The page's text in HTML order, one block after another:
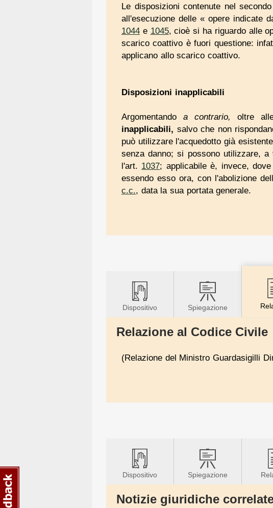
Le disposizioni contenute nel
all'esecuzione delle « opere indicate
1044 e 1045, cioè si ha riguardo alle
scarico coattivo è fuori questione:
applicano allo scarico coattivo.
Disposizioni inapplicabili
Argomentando a contrario, oltre
inapplicabili, salvo che non
può utilizzare l'acquedotto già
senza danno; si possono utilizzare, a
l'art. 1037; applicabile è, invece,
essendo esso ora, con l'abolizione
c.c., data la sua portata generale.
Dispositivo Spiegazione
Relazione al Codice Civile
(Relazione del Ministro Guardasigilli
Dispositivo Spiegazione
Notizie giuridiche